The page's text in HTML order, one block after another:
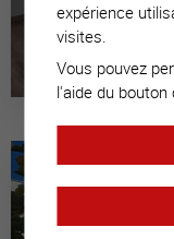
expérience
visites.
Vous pouvez
l'aide du bouton